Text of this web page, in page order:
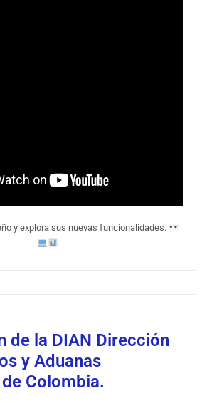
y explora sus nuevas funcionalidades.
de la DIAN Dirección
y Aduanas
Colombia.